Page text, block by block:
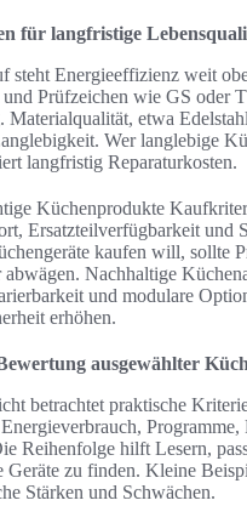
für langfristige
steht Energieeffizienz weit
Prüfzeichen wie GS oder
Materialqualität, etwa
Wer langlebige
langfristig Reparaturkosten.
Küchenprodukte
Ersatzteilverfügbarkeit und
kaufen will, sollte
abwägen. Nachhaltige
und modulare
erhöhen.
ausgewählter
betrachtet praktische
Programme,
Reihenfolge hilft Lesern,
Geräte zu finden. Kleine
Stärken und Schwächen.